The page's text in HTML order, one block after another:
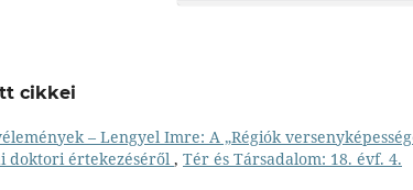
cikkei
– Lengyel Imre: A „Régiók
doktori értekezéséről , Tér és Társadalom: 18. évf. 4.